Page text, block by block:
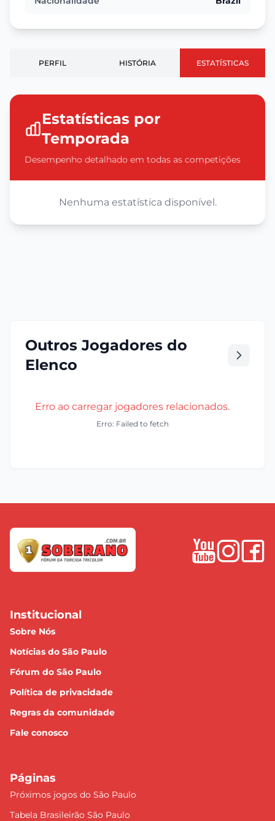
PERFIL HISTÓRIA ESTATÍSTICAS
Estatísticas por
Temporada
Desempenho detalhado em todas as competições
Nenhuma estatística disponível.
Outros Jogadores do
Elenco
Erro ao carregar jogadores relacionados.
Erro: Failed to fetch
Institucional
Sobre Nós
Notícias do São Paulo
Fórum do São Paulo
Política de privacidade
Regras da comunidade
Fale conosco
Páginas
Próximos jogos do São Paulo
Tabela Brasileirão São Paulo